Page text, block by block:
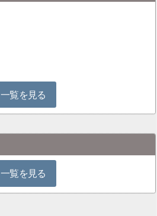
一覧を見る
一覧を見る